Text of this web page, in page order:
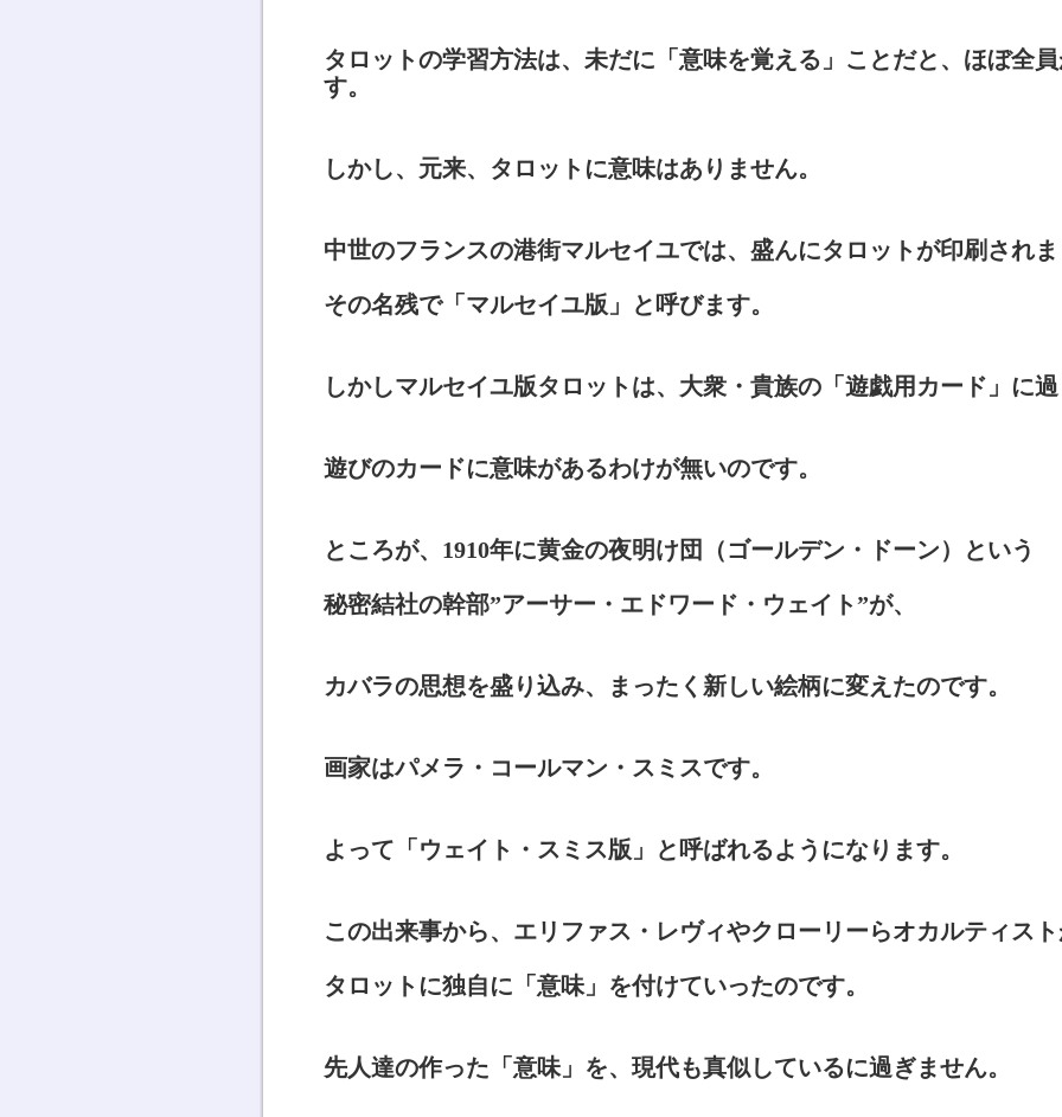
タロットの学習方法は、未だに「意味を覚える」ことだと、ほぼ全
す。
しかし、元来、タロットに意味はありません。
中世のフランスの港街マルセイユでは、盛んにタロットが印刷され
その名残で「マルセイユ版」と呼びます。
しかしマルセイユ版タロットは、大衆・貴族の「遊戯用カード」に
遊びのカードに意味があるわけが無いのです。
ところが、1910年に黄金の夜明け団（ゴールデン・ドーン）という
秘密結社の幹部”アーサー・エドワード・ウェイト”が、
カバラの思想を盛り込み、まったく新しい絵柄に変えたのです。
画家はパメラ・コールマン・スミスです。
よって「ウェイト・スミス版」と呼ばれるようになります。
この出来事から、エリファス・レヴィやクローリーらオカルティス
タロットに独自に「意味」を付けていったのです。
先人達の作った「意味」を、現代も真似しているに過ぎません。